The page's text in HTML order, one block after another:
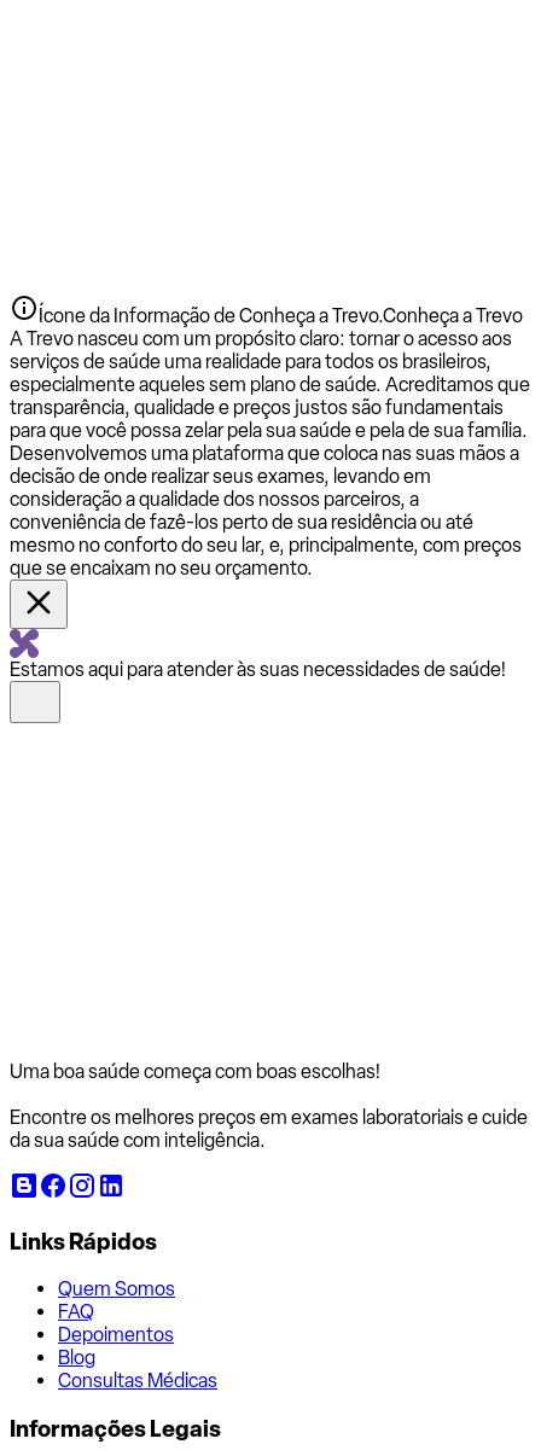
Ícone da Informação de Conheça a Trevo.Conheça a Trevo
A Trevo nasceu com um propósito claro: tornar o acesso aos
serviços de saúde uma realidade para todos os brasileiros,
especialmente aqueles sem plano de saúde. Acreditamos que
transparência, qualidade e preços justos são fundamentais
para que você possa zelar pela sua saúde e pela de sua família.
Desenvolvemos uma plataforma que coloca nas suas mãos a
decisão de onde realizar seus exames, levando em
consideração a qualidade dos nossos parceiros, a
conveniência de fazê-los perto de sua residência ou até
mesmo no conforto do seu lar, e, principalmente, com preços
que se encaixam no seu orçamento.
Estamos aqui para atender às suas necessidades de saúde!
Uma boa saúde começa com boas escolhas!
Encontre os melhores preços em exames laboratoriais e cuide
da sua saúde com inteligência.
Links Rápidos
Quem Somos
FAQ
Depoimentos
Blog
Consultas Médicas
Informações Legais